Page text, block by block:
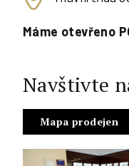
Máme otevřeno
Navštivte
Mapa prodejen